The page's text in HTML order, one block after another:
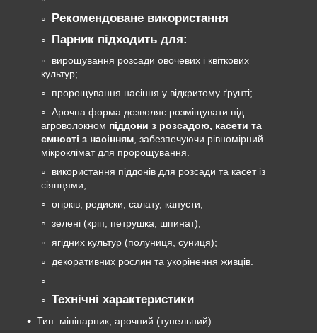
Рекомендоване використання
Парник підходить для:
вирощування розсади овочевих і квіткових
культур;
пророщування насіння у відкритому ґрунті;
Арочна форма дозволяє розміщувати під
агроволокном піддони з розсадою, касети та
ємності з насінням, забезпечуючи рівномірний
мікроклімат для пророщування.
використання піддонів для розсади та касет із
сіянцями;
огірків, редиски, салату, капусти;
зелені (кріп, петрушка, шпинат);
ягідних культур (полуниця, суниця);
декоративних рослин та укорінення живців.
Технічні характеристики
Тип: мініпарник, арочний (тунельний)